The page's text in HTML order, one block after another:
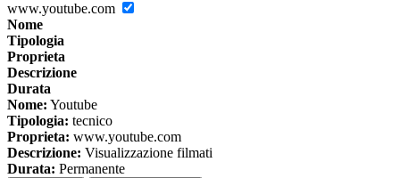
www.youtube.com
Nome
Tipologia
Proprieta
Descrizione
Durata
Nome: Youtube
Tipologia: tecnico
Proprieta: www.youtube.com
Descrizione: Visualizzazione filmati
Durata: Permanente